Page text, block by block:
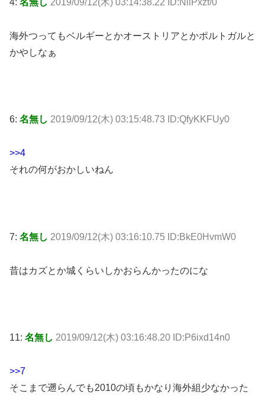
4: 名無し 2019/09/12(木) 03:14:38.22 ID:NilPxzf/0
海外つってもベルギーとかオーストリアとかポルトガルと
かやしなぁ
6: 名無し 2019/09/12(木) 03:15:48.73 ID:QfyKKFUy0
>>4
それの何がおかしいねん
7: 名無し 2019/09/12(木) 03:16:10.75 ID:BkE0HvmW0
昔はカズとか城くらいしかおらんかったのにな
11: 名無し 2019/09/12(木) 03:16:48.20 ID:P6ixd14n0
>>7
そこまで遡らんでも2010の頃もかなり海外組少なかった